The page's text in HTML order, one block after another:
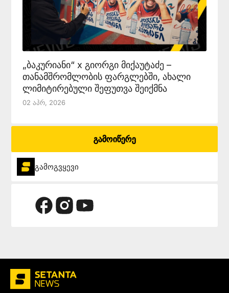
„ბაკურიანი“ x გიორგი მიქაუტაძე –
თანამშრომლობის ფარგლებში, ახალი
ლიმიტირებული შეფუთვა შეიქმნა
02 Აპრ, 2026
გამოიწერე
გამოგვყევი